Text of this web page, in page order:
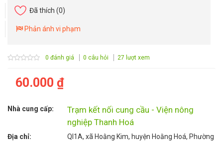
Đã thích (0)
Phản ánh vi phạm
0 đánh giá 0 câu hỏi 27 lượt xem
60.000 ₫
Nhà cung cấp:
Trạm kết nối cung cầu - Viện nông
nghiệp Thanh Hoá
Địa chỉ:
Ql1A, xã Hoằng Kim, huyện Hoằng Hoá, Phường